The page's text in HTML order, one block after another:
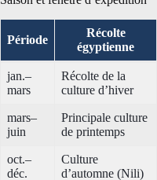
Période
Récolte
égyptienne
jan.–
mars
Récolte de la
culture d’hiver
mars–
juin
Principale culture
de printemps
oct.–
déc.
Culture
d’automne (Nili)